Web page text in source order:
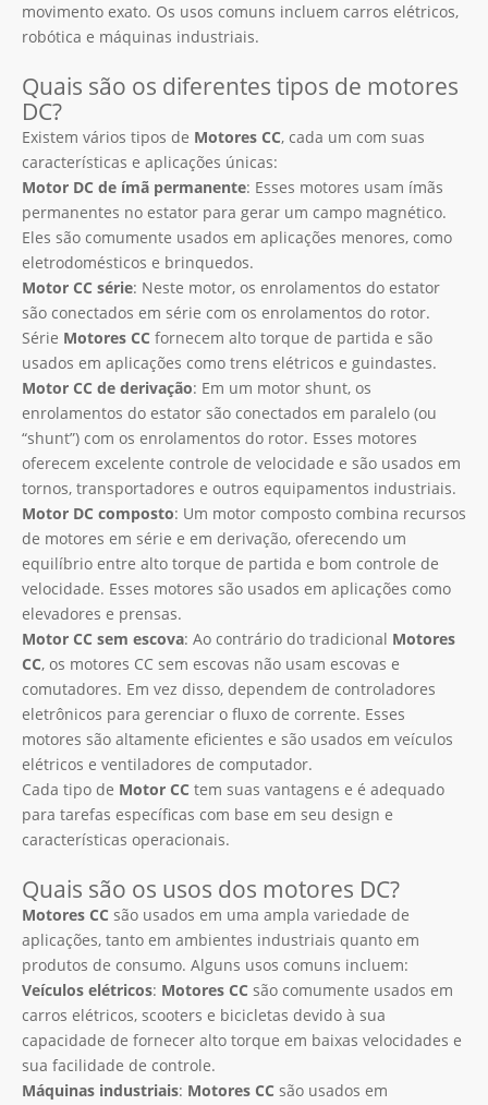
movimento exato. Os usos comuns incluem carros elétricos,
robótica e máquinas industriais.
Quais são os diferentes tipos de motores
DC?
Existem vários tipos de Motores CC, cada um com suas
características e aplicações únicas:
Motor DC de ímã permanente: Esses motores usam ímãs
permanentes no estator para gerar um campo magnético.
Eles são comumente usados ​​em aplicações menores, como
eletrodomésticos e brinquedos.
Motor CC série: Neste motor, os enrolamentos do estator
são conectados em série com os enrolamentos do rotor.
Série Motores CC fornecem alto torque de partida e são
usados ​​em aplicações como trens elétricos e guindastes.
Motor CC de derivação: Em um motor shunt, os
enrolamentos do estator são conectados em paralelo (ou
“shunt”) com os enrolamentos do rotor. Esses motores
oferecem excelente controle de velocidade e são usados ​​em
tornos, transportadores e outros equipamentos industriais.
Motor DC composto: Um motor composto combina recursos
de motores em série e em derivação, oferecendo um
equilíbrio entre alto torque de partida e bom controle de
velocidade. Esses motores são usados ​​em aplicações como
elevadores e prensas.
Motor CC sem escova: Ao contrário do tradicional Motores
CC, os motores CC sem escovas não usam escovas e
comutadores. Em vez disso, dependem de controladores
eletrônicos para gerenciar o fluxo de corrente. Esses
motores são altamente eficientes e são usados ​​em veículos
elétricos e ventiladores de computador.
Cada tipo de Motor CC tem suas vantagens e é adequado
para tarefas específicas com base em seu design e
características operacionais.
Quais são os usos dos motores DC?
Motores CC são usados ​​em uma ampla variedade de
aplicações, tanto em ambientes industriais quanto em
produtos de consumo. Alguns usos comuns incluem:
Veículos elétricos: Motores CC são comumente usados ​​em
carros elétricos, scooters e bicicletas devido à sua
capacidade de fornecer alto torque em baixas velocidades e
sua facilidade de controle.
Máquinas industriais: Motores CC são usados ​​em